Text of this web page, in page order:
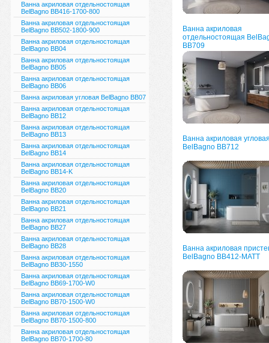
Ванна акриловая отдельностоящая
BelBagno BB416-1700-800
Ванна акриловая отдельностоящая
BelBagno BB502-1800-900
Ванна акриловая отдельностоящая
BelBagno BB04
Ванна акриловая отдельностоящая
BelBagno BB05
Ванна акриловая отдельностоящая
BelBagno BB06
Ванна акриловая угловая BelBagno BB07
Ванна акриловая отдельностоящая
BelBagno BB12
Ванна акриловая отдельностоящая
BelBagno BB13
Ванна акриловая отдельностоящая
BelBagno BB14
Ванна акриловая отдельностоящая
BelBagno BB14-K
Ванна акриловая отдельностоящая
BelBagno BB20
Ванна акриловая отдельностоящая
BelBagno BB21
Ванна акриловая отдельностоящая
BelBagno BB27
Ванна акриловая отдельностоящая
BelBagno BB28
Ванна акриловая отдельностоящая
BelBagno BB30-1550
Ванна акриловая отдельностоящая
BelBagno BB69-1700-W0
Ванна акриловая отдельностоящая
BelBagno BB70-1500-W0
Ванна акриловая отдельностоящая
BelBagno BB70-1500-800
Ванна акриловая отдельностоящая
BelBagno BB70-1700-80
Ванна акриловая
отдельностоящая
BB709
Ванна акриловая
BelBagno BB712
Ванна акриловая
BelBagno ВВ412-MATT